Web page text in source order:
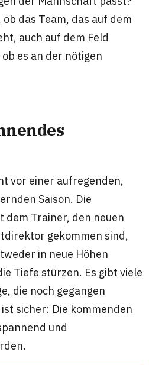
das Team, das auf dem
auch auf dem Feld
es an der nötigen
vor einer aufregenden,
Saison. Die
dem Trainer, den neuen
gekommen sind,
in neue Höhen
Tiefe stürzen. Es gibt viele
die noch gegangen
sicher: Die kommenden
und